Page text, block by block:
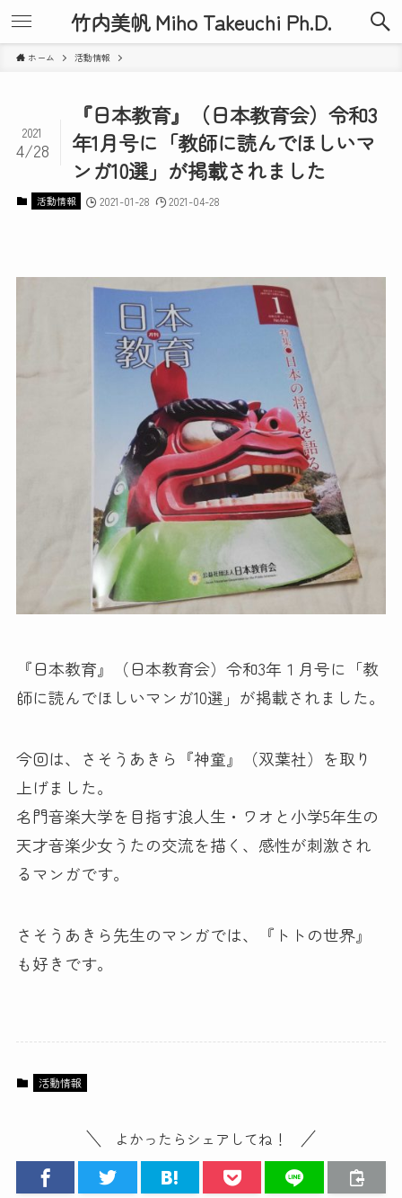
竹内美帆 Miho Takeuchi Ph.D.
ホーム 活動情報
『日本教育』（日本教育会）令和3
年1月号に「教師に読んでほしいマ
ンガ10選」が掲載されました
2021
4/28
活動情報 2021-01-28 2021-04-28
『日本教育』（日本教育会）令和3年１月号に「教
師に読んでほしいマンガ10選」が掲載されました。
今回は、さそうあきら『神童』（双葉社）を取り
上げました。
名門音楽大学を目指す浪人生・ワオと小学5年生の
天才音楽少女うたの交流を描く、感性が刺激され
るマンガです。
さそうあきら先生のマンガでは、『トトの世界』
も好きです。
活動情報
よかったらシェアしてね！